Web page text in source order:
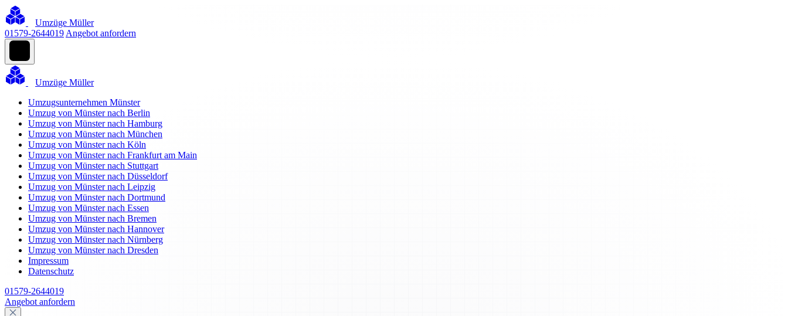
Umzüge Müller
01579-2644019 Angebot anfordern
Umzüge Müller
Umzugsunternehmen Münster
Umzug von Münster nach Berlin
Umzug von Münster nach Hamburg
Umzug von Münster nach München
Umzug von Münster nach Köln
Umzug von Münster nach Frankfurt am Main
Umzug von Münster nach Stuttgart
Umzug von Münster nach Düsseldorf
Umzug von Münster nach Leipzig
Umzug von Münster nach Dortmund
Umzug von Münster nach Essen
Umzug von Münster nach Bremen
Umzug von Münster nach Hannover
Umzug von Münster nach Nürnberg
Umzug von Münster nach Dresden
Impressum
Datenschutz
01579-2644019
Angebot anfordern